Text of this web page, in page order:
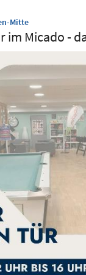
Mitte:
im Micado -